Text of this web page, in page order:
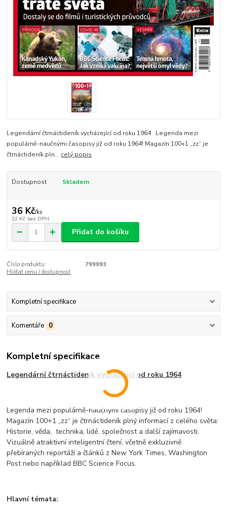
Legendární čtrnáctideník vycházející od roku 1964 Legenda mezi
populárně-naučnými časopisy již od roku 1964! Magazín 100+1 „zz“ je
čtrnáctideník pln... celý popis
Dostupnost Skladem
36 Kč/ks
32 Kč bez DPH
Přidat do košíku
Číslo produktu:
799993
Hlídat cenu / dostupnost
Kompletní specifikace
Komentáře 0
Kompletní specifikace
Legendární čtrnáctideník vycházející od roku 1964
Legenda mezi populárně-naučnými časopisy již od roku 1964!
Magazín 100+1 „zz“ je čtrnáctideník plný informací z celého světa:
Historie, věda, technika, lidé, společnost a další zajímavosti.
Vizuálně atraktivní inteligentní čtení, včetně exkluzivně
přebíraných reportáží a článků z New York Times, Washington
Post nebo například BBC Science Focus.
Hlavní témata: